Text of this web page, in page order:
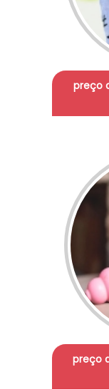
preço
preço